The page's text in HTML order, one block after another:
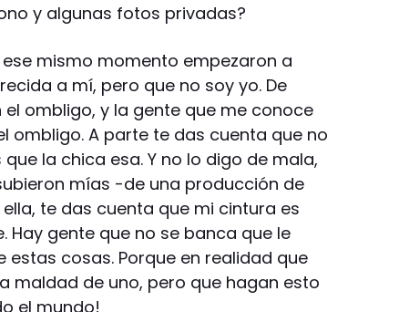
y algunas fotos privadas?
mismo momento empezaron a
a mí, pero que no soy yo. De
ombligo, y la gente que me conoce
ombligo. A parte te das cuenta que no
la chica esa. Y no lo digo de mala,
mías -de una producción de
te das cuenta que mi cintura es
Hay gente que no se banca que le
estas cosas. Porque en realidad que
maldad de uno, pero que hagan esto
el mundo!